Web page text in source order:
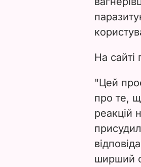
На сайті
"Цей
про те,
реакцій
ширший